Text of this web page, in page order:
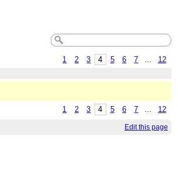
1 2 3 4 5 6 7 12
1 2 3 4 5 6 7 ... 12
Edit this page